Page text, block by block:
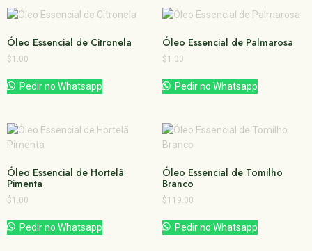
Óleo Essencial de Citronela
$1.00
Pedir no Whatsapp
Óleo Essencial de Palmarosa
$1.00
Pedir no Whatsapp
Óleo Essencial de Hortelã
Pimenta
$1.00
Pedir no Whatsapp
Óleo Essencial de Tomilho
Branco
$119.00
Pedir no Whatsapp